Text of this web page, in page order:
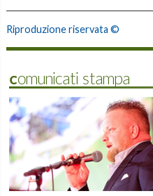
Riproduzione riservata ©
Comunicati stampa